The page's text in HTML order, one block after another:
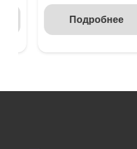
Подробнее